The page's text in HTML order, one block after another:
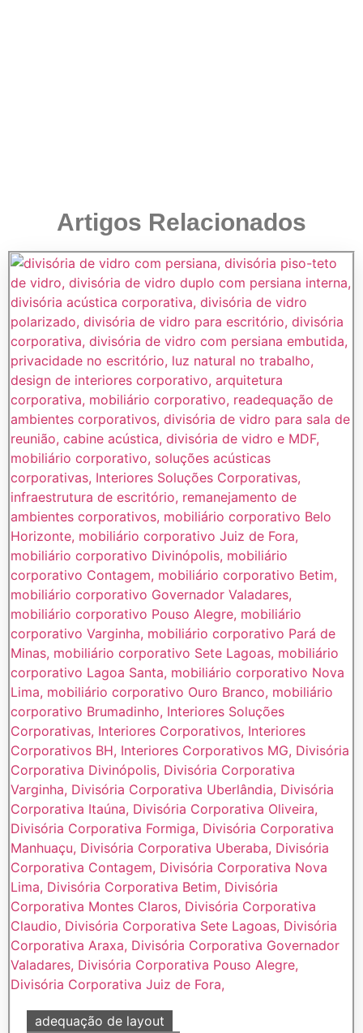
Artigos Relacionados
adequação de layout